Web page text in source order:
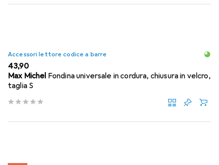
Accessori lettore codice a barre
EUR
43,90
Max Michel Fondina universale in cordura, chiusura in velcro,
taglia S